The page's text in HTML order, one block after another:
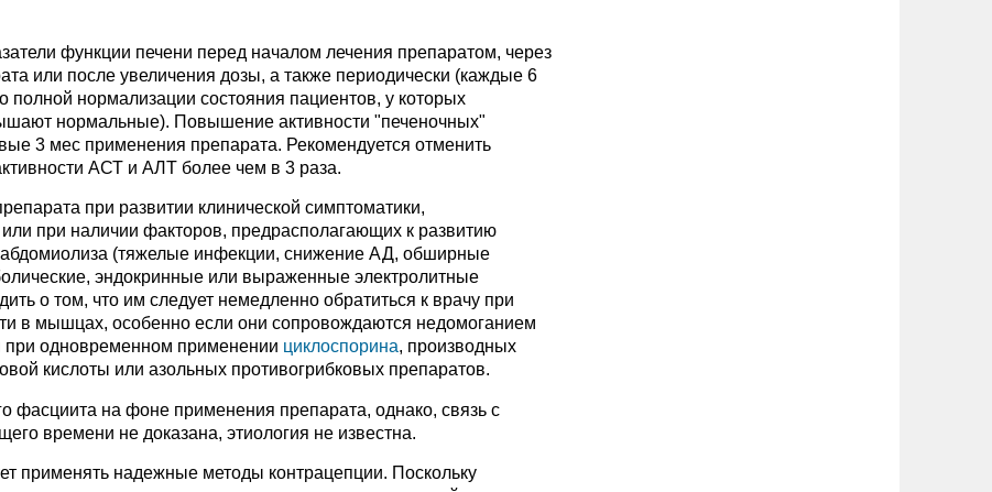
функции печени перед началом лечения препаратом, через
или после увеличения дозы, а также периодически (каждые 6
нормализации состояния пациентов, у которых
нормальные). Повышение активности "печеночных"
3 мес применения препарата. Рекомендуется отменить
АСТ и АЛТ более чем в 3 раза.
при развитии клинической симптоматики,
при наличии факторов, предрасполагающих к развитию
(тяжелые инфекции, снижение АД, обширные
эндокринные или выраженные электролитные
о том, что им следует немедленно обратиться к врачу при
в мышцах, особенно если они сопровождаются недомоганием
при одновременном применении циклоспорина, производных
кислоты или азольных противогрибковых препаратов.
фасциита на фоне применения препарата, однако, связь с
времени не доказана, этиология не известна.
применять надежные методы контрацепции. Поскольку